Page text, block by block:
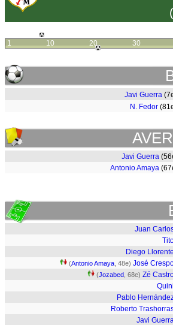
1 10 20 30
Javi Guerra
N. Fedor
Javi Guerra
Antonio Amaya
Juan
Diego Llorente
(Antonio Amaya , 48e) José
(Jozabed , 68e) Zé
Quini
Pablo
Roberto
Javi